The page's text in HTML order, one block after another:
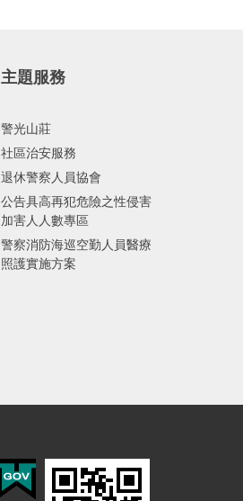
主題服務
警光山莊
社區治安服務
退休警察人員協會
公告具高再犯危險之性侵害
加害人人數專區
警察消防海巡空勤人員醫療
照護實施方案